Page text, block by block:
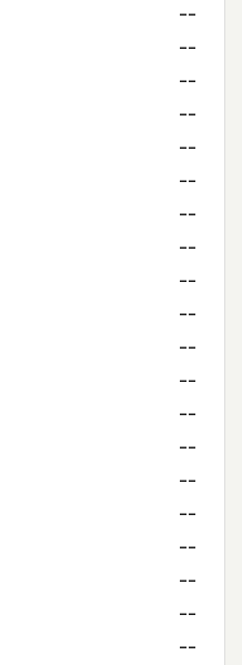
--
--
--
--
--
--
--
--
--
--
--
--
--
--
--
--
--
--
--
--